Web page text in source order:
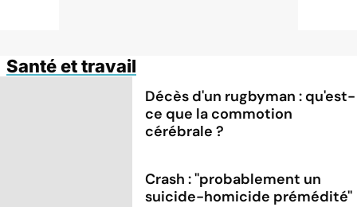
Santé et travail
Décès d'un rugbyman : qu'est-
ce que la commotion
cérébrale ?
Crash : ''probablement un
suicide-homicide prémédité''